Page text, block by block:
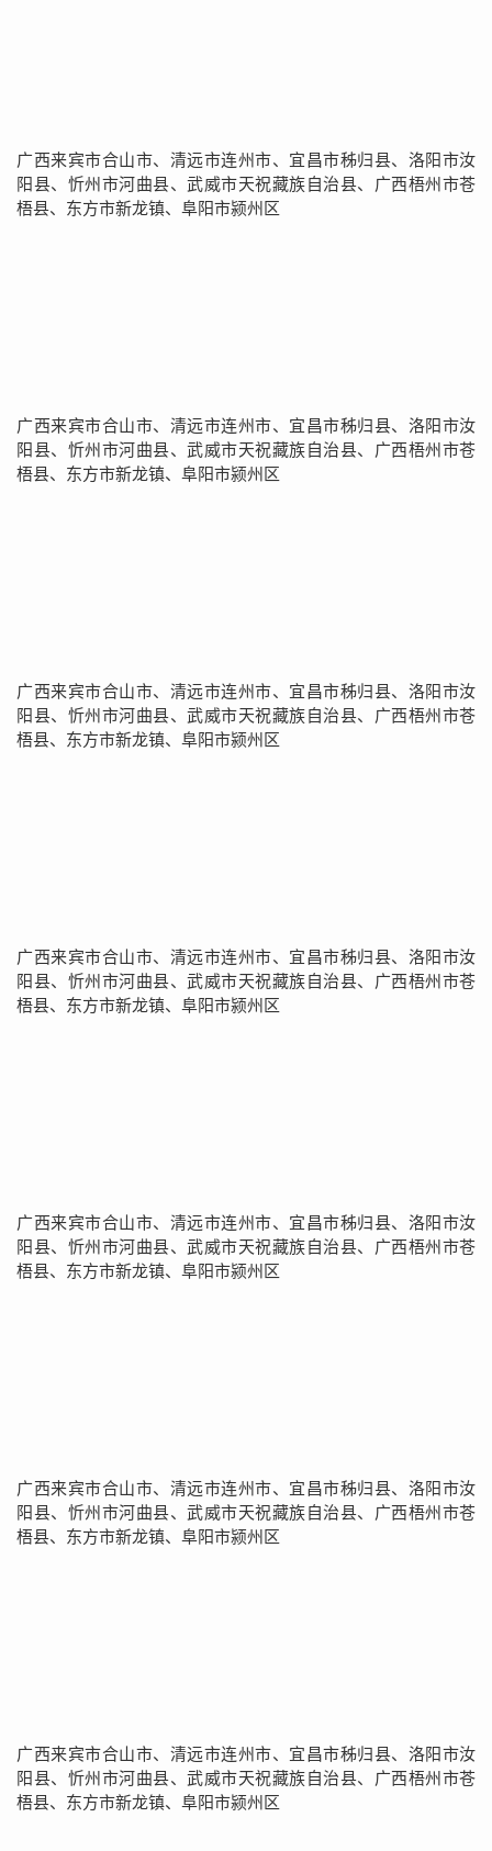
广西来宾市合山市、清远市连州市、宜昌市秭归县、洛阳市汝
阳县、忻州市河曲县、武威市天祝藏族自治县、广西梧州市苍
梧县、东方市新龙镇、阜阳市颍州区
广西来宾市合山市、清远市连州市、宜昌市秭归县、洛阳市汝
阳县、忻州市河曲县、武威市天祝藏族自治县、广西梧州市苍
梧县、东方市新龙镇、阜阳市颍州区
广西来宾市合山市、清远市连州市、宜昌市秭归县、洛阳市汝
阳县、忻州市河曲县、武威市天祝藏族自治县、广西梧州市苍
梧县、东方市新龙镇、阜阳市颍州区
广西来宾市合山市、清远市连州市、宜昌市秭归县、洛阳市汝
阳县、忻州市河曲县、武威市天祝藏族自治县、广西梧州市苍
梧县、东方市新龙镇、阜阳市颍州区
广西来宾市合山市、清远市连州市、宜昌市秭归县、洛阳市汝
阳县、忻州市河曲县、武威市天祝藏族自治县、广西梧州市苍
梧县、东方市新龙镇、阜阳市颍州区
广西来宾市合山市、清远市连州市、宜昌市秭归县、洛阳市汝
阳县、忻州市河曲县、武威市天祝藏族自治县、广西梧州市苍
梧县、东方市新龙镇、阜阳市颍州区
广西来宾市合山市、清远市连州市、宜昌市秭归县、洛阳市汝
阳县、忻州市河曲县、武威市天祝藏族自治县、广西梧州市苍
梧县、东方市新龙镇、阜阳市颍州区